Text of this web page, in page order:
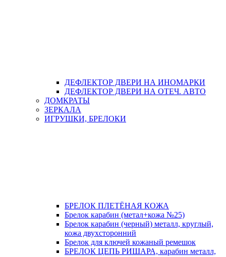
ДЕФЛЕКТОР ДВЕРИ НА ИНОМАРКИ
ДЕФЛЕКТОР ДВЕРИ НА ОТЕЧ. АВТО
ДОМКРАТЫ
ЗЕРКАЛА
ИГРУШКИ, БРЕЛОКИ
БРЕЛОК ПЛЕТЁНАЯ КОЖА
Брелок карабин (метал+кожа №25)
Брелок карабин (черный) металл, круглый,
кожа двухсторонний
Брелок для ключей кожаный ремешок
БРЕЛОК ЦЕПЬ РИШАРА, карабин металл,